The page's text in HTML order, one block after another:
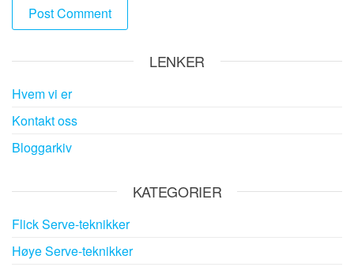
LENKER
Hvem vi er
Kontakt oss
Bloggarkiv
KATEGORIER
Flick Serve-teknikker
Høye Serve-teknikker